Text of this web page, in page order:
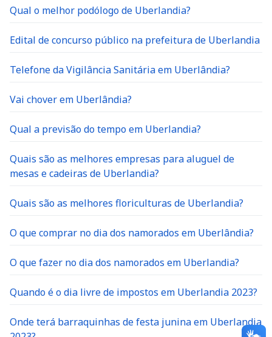
Qual o melhor podólogo de Uberlandia?
Edital de concurso público na prefeitura de Uberlandia
Telefone da Vigilância Sanitária em Uberlândia?
Vai chover em Uberlândia?
Qual a previsão do tempo em Uberlandia?
Quais são as melhores empresas para aluguel de
mesas e cadeiras de Uberlandia?
Quais são as melhores floriculturas de Uberlandia?
O que comprar no dia dos namorados em Uberlândia?
O que fazer no dia dos namorados em Uberlandia?
Quando é o dia livre de impostos em Uberlandia 2023?
Onde terá barraquinhas de festa junina em Uberlandia